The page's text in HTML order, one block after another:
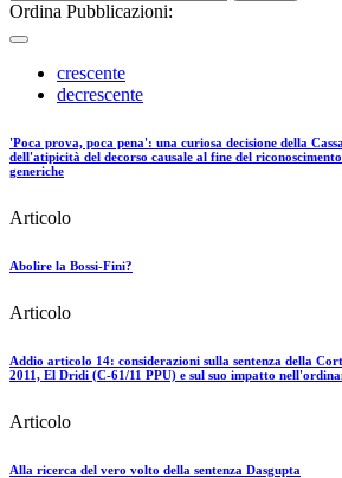
Ordina Pubblicazioni:
crescente
decrescente
'Poca prova, poca pena': una curiosa decisione della
dell'atipicità del decorso causale al fine del
generiche
Articolo
Abolire la Bossi-Fini?
Articolo
Addio articolo 14: considerazioni sulla sentenza della
2011, El Dridi (C-61/11 PPU) e sul suo impatto
Articolo
Alla ricerca del vero volto della sentenza Dasgupta